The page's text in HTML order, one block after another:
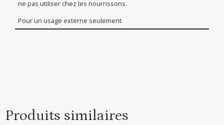
ne pas utiliser chez les nourrissons.
Pour un usage externe seulement
Produits similaires